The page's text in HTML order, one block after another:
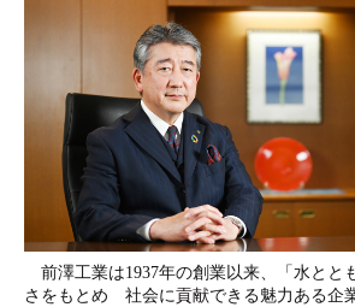
前澤工業は1937年の創業以来、「水と
さをもとめ 社会に貢献できる魅力ある企
サステナビリティ 一
アーカイブ
IR
福利厚生 数
新卒採用 キ
お問い合わせ サ
日本語